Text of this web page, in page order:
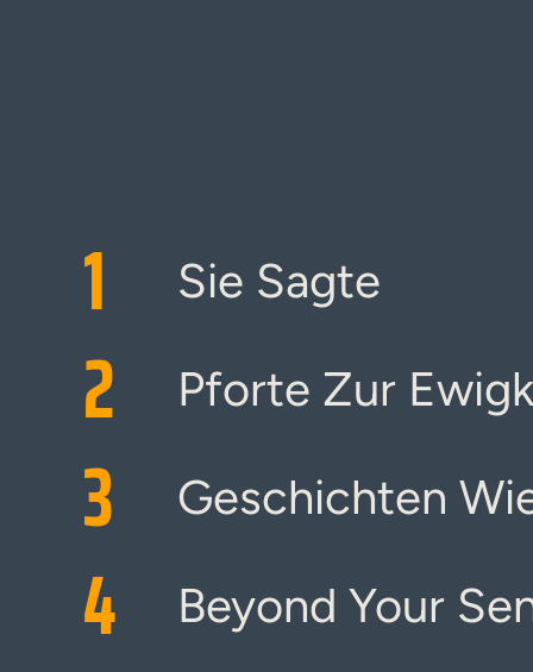
1 Sie Sagte
2 Pforte Zur
3 Geschichten
4 Beyond Your